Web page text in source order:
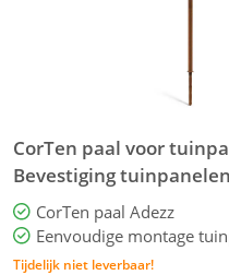
CorTen paal voor
Bevestiging tuinpanelen
CorTen paal Adezz
Eenvoudige montage
Tijdelijk niet leverbaar!